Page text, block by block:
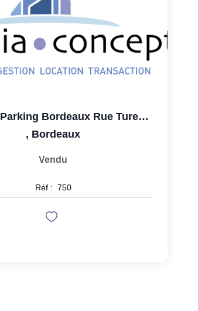
Place De Parking Bordeaux Rue Turenne
, Bordeaux
Vendu
Réf : 750